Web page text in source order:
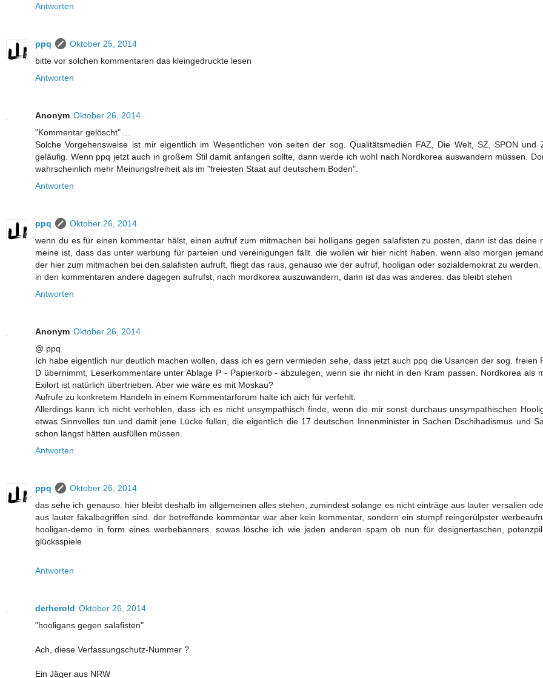
Antworten
ppq
Oktober 25, 2014
bitte vor solchen kommentaren das kleingedruckte lesen
Antworten
Anonym Oktober 26, 2014
"Kommentar gelöscht" ...
Solche Vorgehensweise ist mir eigentlich im Wesentlichen von seiten der sog. Qualitätsmedien FAZ, Die Welt, SZ, SPON und
geläufig. Wenn ppq jetzt auch in großem Stil damit anfangen sollte, dann werde ich wohl nach Nordkorea auswandern müssen.
wahrscheinlich mehr Meinungsfreiheit als im "freiesten Staat auf deutschem Boden".
Antworten
ppq
Oktober 26, 2014
wenn du es für einen kommentar hälst, einen aufruf zum mitmachen bei holligans gegen salafisten zu posten, dann ist das deine
meine ist, dass das unter werbung für parteien und vereinigungen fällt. die wollen wir hier nicht haben. wenn also morgen
der hier zum mitmachen bei den salafisten aufruft, fliegt das raus, genauso wie der aufruf, hooligan oder sozialdemokrat zu werden.
in den kommentaren andere dagegen aufrufst, nach mordkorea auszuwandern, dann ist das was anderes. das bleibt stehen
Antworten
Anonym Oktober 26, 2014
@ ppq
Ich habe eigentlich nur deutlich machen wollen, dass ich es gern vermieden sehe, dass jetzt auch ppq die Usancen der sog. freien
D übernimmt, Leserkommentare unter Ablage P - Papierkorb - abzulegen, wenn sie ihr nicht in den Kram passen. Nordkorea als
Exilort ist natürlich übertrieben. Aber wie wäre es mit Moskau?
Aufrufe zu konkretem Handeln in einem Kommentarforum halte ich aich für verfehlt.
Allerdings kann ich nicht verhehlen, dass ich es nicht unsympathisch finde, wenn die mir sonst durchaus unsympathischen
etwas Sinnvolles tun und damit jene Lücke füllen, die eigentlich die 17 deutschen Innenminister in Sachen Dschihadismus und
schon längst hätten ausfüllen müssen.
Antworten
ppq
Oktober 26, 2014
das sehe ich genauso. hier bleibt deshalb im allgemeinen alles stehen, zumindest solange es nicht einträge aus lauter versalien
aus lauter fäkalbegriffen sind. der betreffende kommentar war aber kein kommentar, sondern ein stumpf reingerülpster
hooligan-demo in form eines werbebanners. sowas lösche ich wie jeden anderen spam ob nun für designertaschen,
glücksspiele
Antworten
derherold Oktober 26, 2014
"hooligans gegen salafisten"
Ach, diese Verfassungschutz-Nummer ?
Ein Jäger aus NRW